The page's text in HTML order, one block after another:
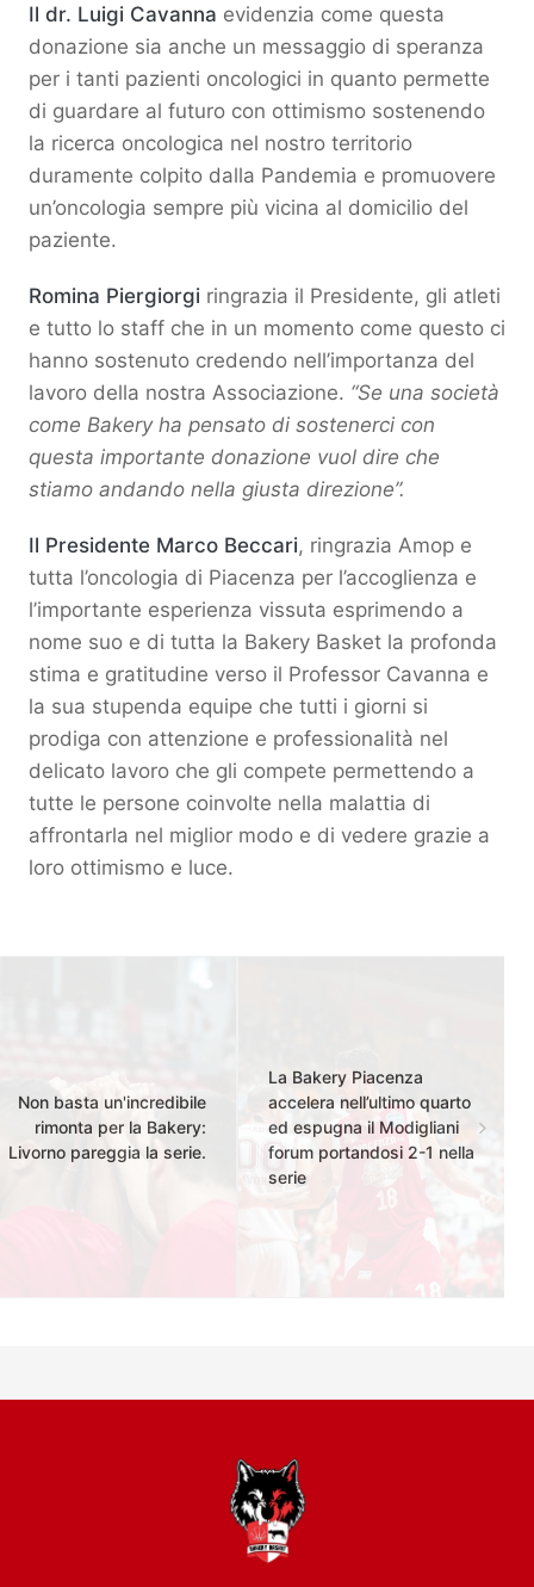
Il dr. Luigi Cavanna evidenzia come questa
donazione sia anche un messaggio di speranza
per i tanti pazienti oncologici in quanto permette
di guardare al futuro con ottimismo sostenendo
la ricerca oncologica nel nostro territorio
duramente colpito dalla Pandemia e promuovere
un’oncologia sempre più vicina al domicilio del
paziente.
Romina Piergiorgi ringrazia il Presidente, gli atleti
e tutto lo staff che in un momento come questo ci
hanno sostenuto credendo nell’importanza del
lavoro della nostra Associazione. “Se una società
come Bakery ha pensato di sostenerci con
questa importante donazione vuol dire che
stiamo andando nella giusta direzione”.
Il Presidente Marco Beccari, ringrazia Amop e
tutta l’oncologia di Piacenza per l’accoglienza e
l’importante esperienza vissuta esprimendo a
nome suo e di tutta la Bakery Basket la profonda
stima e gratitudine verso il Professor Cavanna e
la sua stupenda equipe che tutti i giorni si
prodiga con attenzione e professionalità nel
delicato lavoro che gli compete permettendo a
tutte le persone coinvolte nella malattia di
affrontarla nel miglior modo e di vedere grazie a
loro ottimismo e luce.
Non basta un'incredibile
rimonta per la Bakery:
Livorno pareggia la serie.
La Bakery Piacenza
accelera nell’ultimo quarto
ed espugna il Modigliani
forum portandosi 2-1 nella
serie